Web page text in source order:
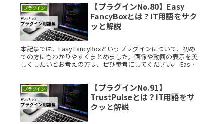
プラグイン
【プラグインNo.80】Easy
FancyBoxとは？IT用語をサク
ッと解説
本記事では、Easy FancyBoxというプラグインについて、初め
ての方にもわかりやすくまとめました。画像や動画の表示を美
しくしたいとお考えの方は、ぜひ参考にしてください。 Easy
プラグイン
【プラグインNo.91】
TrustPulseとは？IT用語をサ
クッと解説